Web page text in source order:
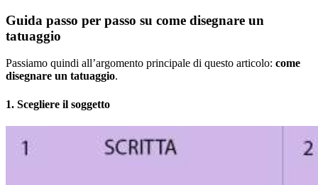
Guida passo per passo su come disegnare un
tatuaggio
Passiamo quindi all’argomento principale di questo articolo: come
disegnare un tatuaggio.
1. Scegliere il soggetto